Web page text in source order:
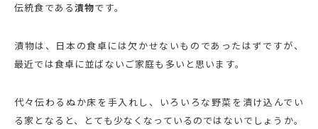
伝統食である漬物です。
漬物は、日本の食卓には欠かせないものであったはずですが、
最近では食卓に並ばないご家庭も多いと思います。
代々伝わるぬか床を手入れし、いろいろな野菜を漬け込んでい
る家となると、とても少なくなっているのではないでしょうか。